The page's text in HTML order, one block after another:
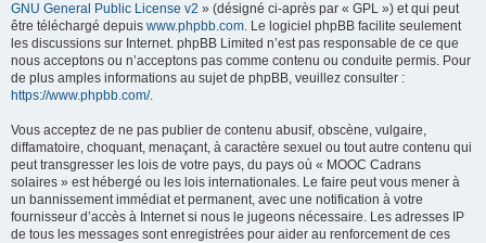
GNU General Public License v2 » (désigné ci-après par « GPL ») et qui peut
être téléchargé depuis www.phpbb.com. Le logiciel phpBB facilite seulement
les discussions sur Internet. phpBB Limited n’est pas responsable de ce que
nous acceptons ou n’acceptons pas comme contenu ou conduite permis. Pour
de plus amples informations au sujet de phpBB, veuillez consulter :
https://www.phpbb.com/.
Vous acceptez de ne pas publier de contenu abusif, obscène, vulgaire,
diffamatoire, choquant, menaçant, à caractère sexuel ou tout autre contenu qui
peut transgresser les lois de votre pays, du pays où « MOOC Cadrans
solaires » est hébergé ou les lois internationales. Le faire peut vous mener à
un bannissement immédiat et permanent, avec une notification à votre
fournisseur d’accès à Internet si nous le jugeons nécessaire. Les adresses IP
de tous les messages sont enregistrées pour aider au renforcement de ces